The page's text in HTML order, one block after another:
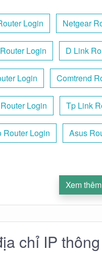
Login Netgear
Login D Link
Login Comtrend
Login Tp Link
Router Login Asus
Xem
chỉ IP